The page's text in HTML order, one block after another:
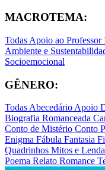
MACROTEMA:
Todas Apoio ao Professor
Ambiente e
Socioemocional
GÊNERO:
TodasAbecedárioApoio
Biografia Romanceada
Conto de Mistério Conto
Enigma Fábula Fantasia
Quadrinhos Mitos e
Poema Relato Romance